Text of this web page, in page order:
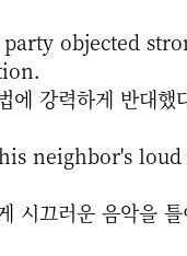
objected
에 강력하게 반대했
neighbor's
시끄러운 음악을